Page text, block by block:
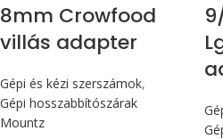
8mm Crowfood
villás adapter
Gépi és kézi szerszámok,
Gépi hosszabbítószárak
Mountz